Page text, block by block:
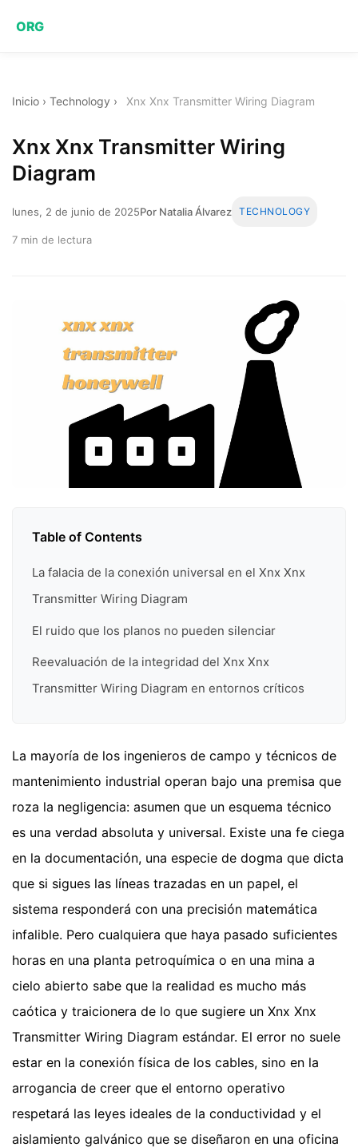
ORG
Inicio › Technology › Xnx Xnx Transmitter Wiring Diagram
Xnx Xnx Transmitter Wiring
Diagram
lunes, 2 de junio de 2025Por Natalia Álvarez TECHNOLOGY
7 min de lectura
Table of Contents
La falacia de la conexión universal en el Xnx Xnx
Transmitter Wiring Diagram
El ruido que los planos no pueden silenciar
Reevaluación de la integridad del Xnx Xnx
Transmitter Wiring Diagram en entornos críticos
La mayoría de los ingenieros de campo y técnicos de
mantenimiento industrial operan bajo una premisa que
roza la negligencia: asumen que un esquema técnico
es una verdad absoluta y universal. Existe una fe ciega
en la documentación, una especie de dogma que dicta
que si sigues las líneas trazadas en un papel, el
sistema responderá con una precisión matemática
infalible. Pero cualquiera que haya pasado suficientes
horas en una planta petroquímica o en una mina a
cielo abierto sabe que la realidad es mucho más
caótica y traicionera de lo que sugiere un Xnx Xnx
Transmitter Wiring Diagram estándar. El error no suele
estar en la conexión física de los cables, sino en la
arrogancia de creer que el entorno operativo
respetará las leyes ideales de la conductividad y el
aislamiento galvánico que se diseñaron en una oficina